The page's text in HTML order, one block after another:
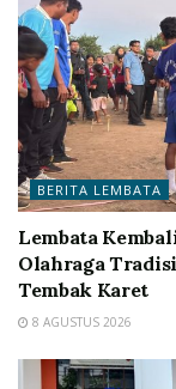
BERITA LEMBATA
Lembata
Olahraga
Tembak Karet
8 AGUSTUS 2026